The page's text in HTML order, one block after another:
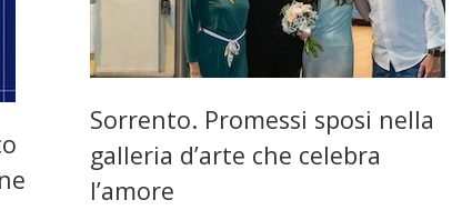
Sorrento. Promessi sposi nella
galleria d’arte che celebra
l’amore